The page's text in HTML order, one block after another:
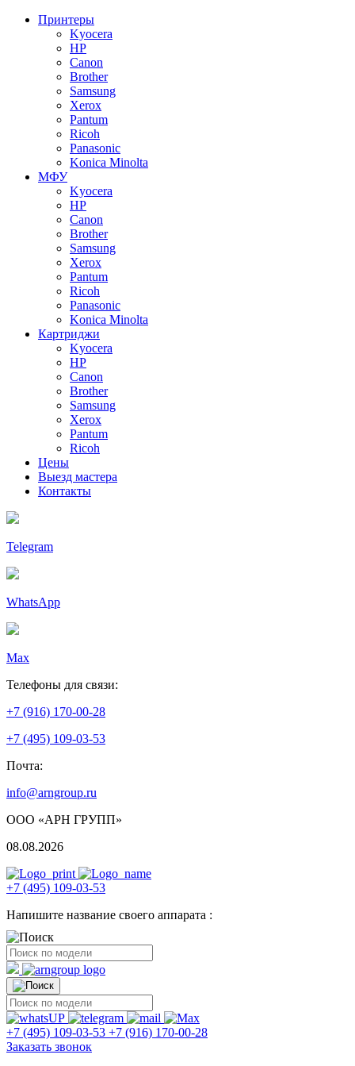
Принтеры
Kyocera
HP
Canon
Brother
Samsung
Xerox
Pantum
Ricoh
Panasonic
Konica Minolta
МФУ
Kyocera
HP
Canon
Brother
Samsung
Xerox
Pantum
Ricoh
Panasonic
Konica Minolta
Картриджи
Kyocera
HP
Canon
Brother
Samsung
Xerox
Pantum
Ricoh
Цены
Выезд мастера
Контакты
Telegram
WhatsApp
Max
Телефоны для связи:
+7 (916) 170-00-28
+7 (495) 109-03-53
Почта:
info@arngroup.ru
ООО «АРН ГРУПП»
08.08.2026
+7 (495) 109-03-53
Напишите название своего аппарата :
+7 (495) 109-03-53 +7 (916) 170-00-28
Заказать звонок